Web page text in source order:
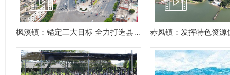
枫溪镇：锚定三大目标 全力打造县域副中心